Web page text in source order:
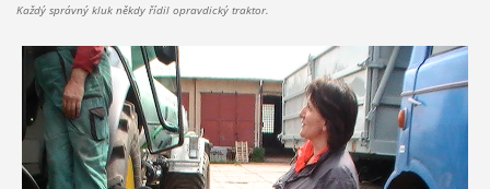
Každý správný kluk někdy řídil opravdický traktor.